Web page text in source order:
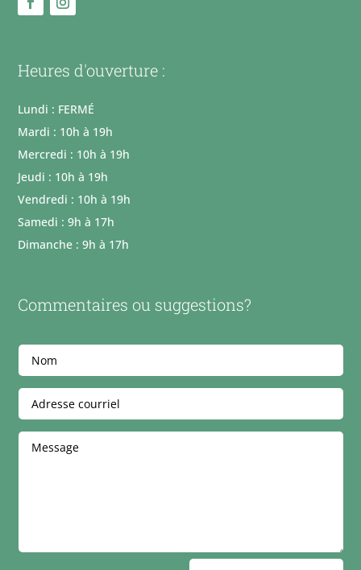
Heures d'ouverture :
Lundi : FERMÉ
Mardi : 10h à 19h
Mercredi : 10h à 19h
Jeudi : 10h à 19h
Vendredi : 10h à 19h
Samedi : 9h à 17h
Dimanche : 9h à 17h
Commentaires ou suggestions?